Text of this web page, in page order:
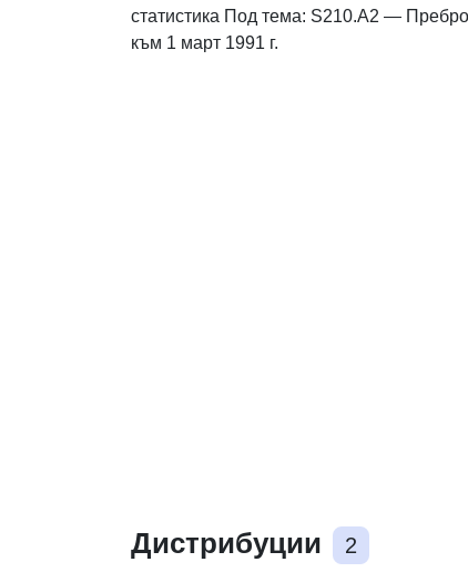
статистика Под тема: S210.A2 —
към 1 март 1991 г.
Дистрибуции 2